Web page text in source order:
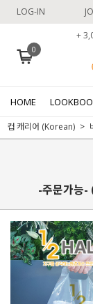
LOG-IN
+
0
HOME
컵 캐리어 (Korean)
-주문가능-